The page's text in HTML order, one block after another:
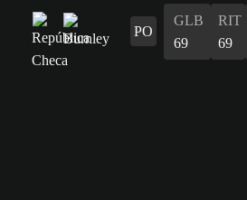
PO
GLB
69
RIT
69